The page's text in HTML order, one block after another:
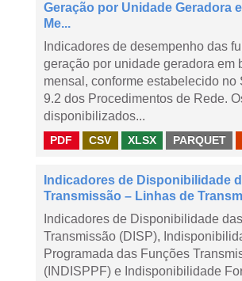
Geração por Unidade Geradora
Me...
Indicadores de desempenho das
geração por unidade geradora em
mensal, conforme estabelecido no
9.2 dos Procedimentos de Rede.
disponibilizados...
PDF CSV XLSX PARQUET
Indicadores de Disponibilidade
Transmissão – Linhas de
Indicadores de Disponibilidade
Transmissão (DISP),
Programada das Funções
(INDISPPF) e Indisponibilidade